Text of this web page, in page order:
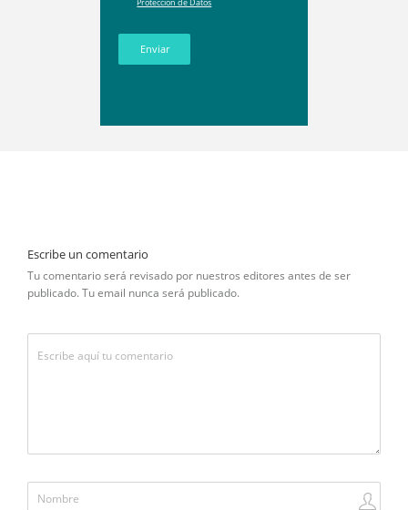
Enviar
Escribe un comentario
Tu comentario será revisado por nuestros editores antes de ser
publicado. Tu email nunca será publicado.